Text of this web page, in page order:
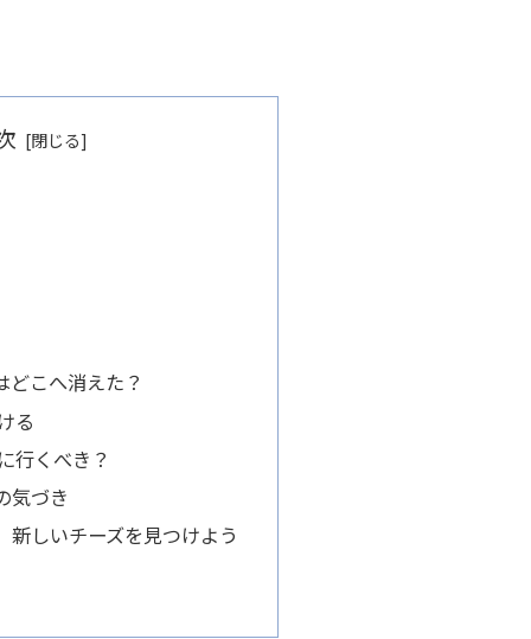
どこへ消えた？
る
行くべき？
気づき
新しいチーズを見つけよう